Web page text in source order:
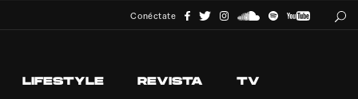
Conéctate
LIFESTYLE REVISTA TV